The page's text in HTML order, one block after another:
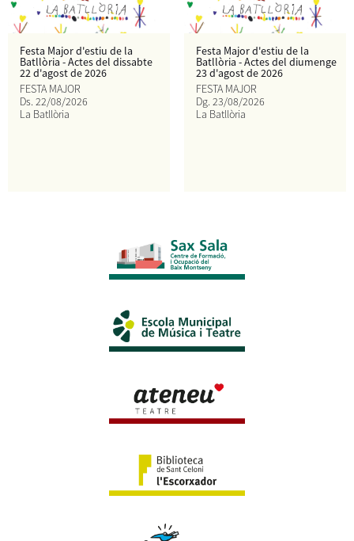
Festa Major d'estiu de la
Batllòria - Actes del dissabte
22 d'agost de 2026
FESTA MAJOR
Ds. 22/08/2026
La Batllòria
Festa Major d'estiu de la
Batllòria - Actes del diumenge
23 d'agost de 2026
FESTA MAJOR
Dg. 23/08/2026
La Batllòria